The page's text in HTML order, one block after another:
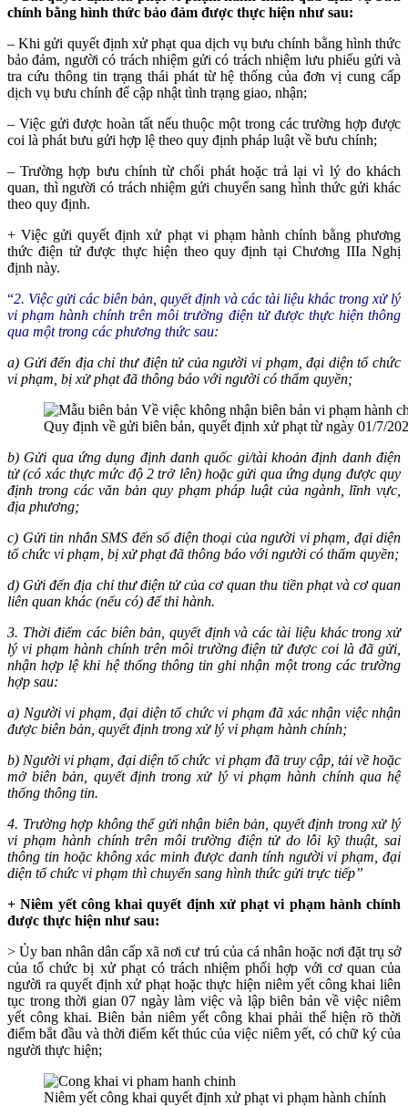
chính bằng hình thức bảo đảm được thực hiện như sau:
– Khi gửi quyết định xử phạt qua dịch vụ bưu chính bằng hình thức
bảo đảm, người có trách nhiệm gửi có trách nhiệm lưu phiếu gửi và
tra cứu thông tin trạng thái phát từ hệ thống của đơn vị cung cấp
dịch vụ bưu chính để cập nhật tình trạng giao, nhận;
– Việc gửi được hoàn tất nếu thuộc một trong các trường hợp được
coi là phát bưu gửi hợp lệ theo quy định pháp luật về bưu chính;
– Trường hợp bưu chính từ chối phát hoặc trả lại vì lý do khách
quan, thì người có trách nhiệm gửi chuyển sang hình thức gửi khác
theo quy định.
+ Việc gửi quyết định xử phạt vi phạm hành chính bằng phương
thức điện tử được thực hiện theo quy định tại Chương IIIa Nghị
định này.
“2. Việc gửi các biên bản, quyết định và các tài liệu khác trong xử lý
vi phạm hành chính trên môi trường điện tử được thực hiện thông
qua một trong các phương thức sau:
a) Gửi đến địa chỉ thư điện tử của người vi phạm, đại diện tổ chức
vi phạm, bị xử phạt đã thông báo với người có thẩm quyền;
Quy định về gửi biên bản, quyết định xử phạt từ ngày 01/7/
b) Gửi qua ứng dụng định danh quốc gi/tài khoản định danh điện
tử (có xác thực mức độ 2 trở lên) hoặc gửi qua ứng dụng được quy
định trong các văn bản quy phạm pháp luật của ngành, lĩnh vực,
địa phương;
c) Gửi tin nhắn SMS đến số điện thoại của người vi phạm, đại diện
tổ chức vi phạm, bị xử phạt đã thông báo với người có thẩm quyền;
d) Gửi đến địa chỉ thư điện tử của cơ quan thu tiền phạt và cơ quan
liên quan khác (nếu có) để thi hành.
3. Thời điểm các biên bản, quyết định và các tài liệu khác trong xử
lý vi phạm hành chính trên môi trường điện tử được coi là đã gửi,
nhận hợp lệ khi hệ thống thông tin ghi nhận một trong các trường
hợp sau:
a) Người vi phạm, đại diện tổ chức vi phạm đã xác nhận việc nhận
được biên bản, quyết định trong xử lý vi phạm hành chính;
b) Người vi phạm, đại diện tổ chức vi phạm đã truy cập, tải về hoặc
mở biên bản, quyết định trong xử lý vi phạm hành chính qua hệ
thống thông tin.
4. Trường hợp không thể gửi nhận biên bản, quyết định trong xử lý
vi phạm hành chính trên môi trường điện tử do lỗi kỹ thuật, sai
thông tin hoặc không xác minh được danh tính người vi phạm, đại
diện tổ chức vi phạm thì chuyển sang hình thức gửi trực tiếp”
+ Niêm yết công khai quyết định xử phạt vi phạm hành chính
được thực hiện như sau:
>Ủy ban nhân dân cấp xã nơi cư trú của cá nhân hoặc nơi đặt trụ sở
của tổ chức bị xử phạt có trách nhiệm phối hợp với cơ quan của
người ra quyết định xử phạt hoặc thực hiện niêm yết công khai liên
tục trong thời gian 07 ngày làm việc và lập biên bản về việc niêm
yết công khai. Biên bản niêm yết công khai phải thể hiện rõ thời
điểm bắt đầu và thời điểm kết thúc của việc niêm yết, có chữ ký của
người thực hiện;
Niêm yết công khai quyết định xử phạt vi phạm hành chính